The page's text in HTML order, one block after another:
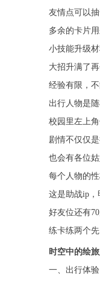
友情点可以
多余的卡片
小技能升级
大招升满了再
经验有限，
出行人物是
校园里左上
剧情不仅仅
也会有各位
每个人物的
这是助战ip，
好友位还有70
练卡练两个先
时空中的绘
一、出行体验